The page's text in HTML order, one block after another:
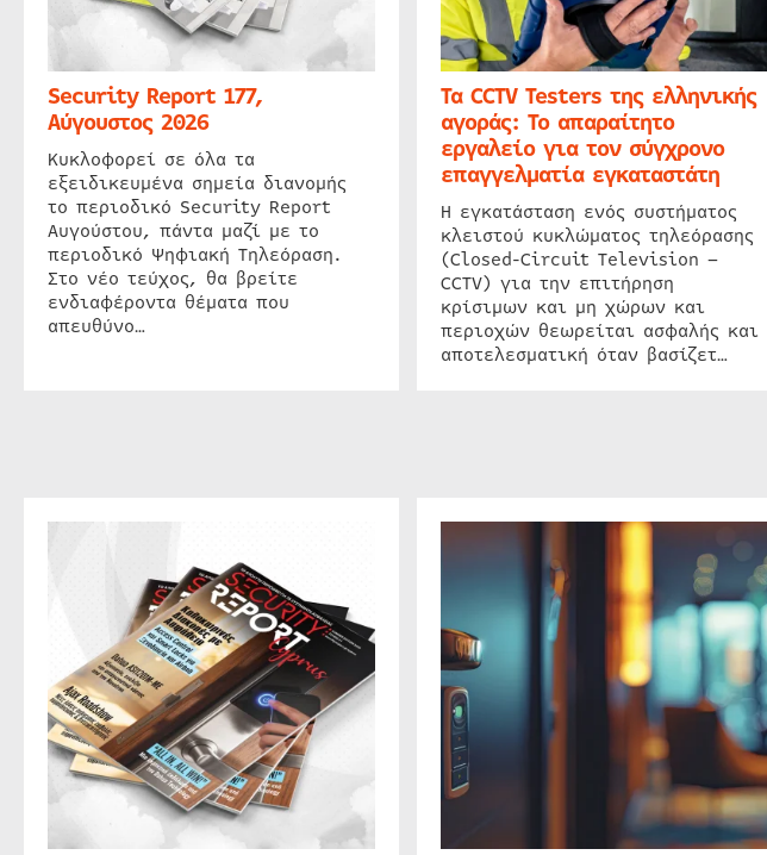
Security Report 177,
Αύγουστος 2026
Κυκλοφορεί σε όλα τα
εξειδικευμένα σημεία διανομής
το περιοδικό Security Report
Αυγούστου, πάντα μαζί με το
περιοδικό Ψηφιακή Τηλεόραση.
Στο νέο τεύχος, θα βρείτε
ενδιαφέροντα θέματα που
απευθύνο…
Τα CCTV Testers της ελληνικής
αγοράς: Το απαραίτητο
εργαλείο για τον σύγχρονο
επαγγελματία εγκαταστάτη
Η εγκατάσταση ενός συστήματος
κλειστού κυκλώματος τηλεόρασης
(Closed-Circuit Television –
CCTV) για την επιτήρηση
κρίσιμων και μη χώρων και
περιοχών θεωρείται ασφαλής και
αποτελεσματική όταν βασίζετ…